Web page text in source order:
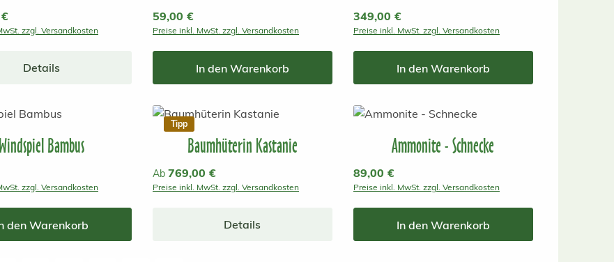
zzgl. Versandkosten
Details
Regulärer Preis:
59,00 €
Preise inkl. MwSt. zzgl. Versandkosten
In den Warenkorb
Regulärer Preis:
349,00 €
Preise inkl. MwSt. zzgl. Versandkosten
In den Warenkorb
Windspiel Bambus
zzgl. Versandkosten
den Warenkorb
Tipp
Baumhüterin Kastanie
Regulärer Preis:
Ab 769,00 €
Preise inkl. MwSt. zzgl. Versandkosten
Details
Ammonite - Schnecke
Regulärer Preis:
89,00 €
Preise inkl. MwSt. zzgl. Versandkosten
In den Warenkorb